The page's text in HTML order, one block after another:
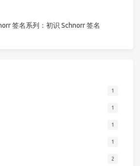
签名系列：初识 Schnorr 签名
1
1
1
1
2